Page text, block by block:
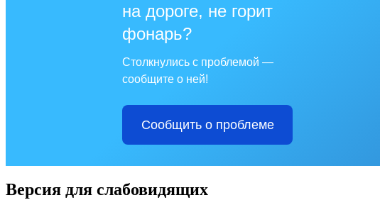
на дороге, не горит
фонарь?
Столкнулись с проблемой —
сообщите о ней!
Сообщить о проблеме
Версия для слабовидящих